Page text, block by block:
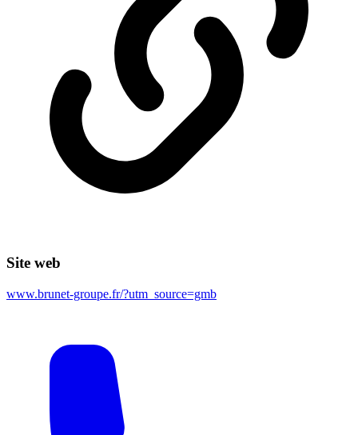
Site web
www.brunet-groupe.fr/?utm_source=gmb